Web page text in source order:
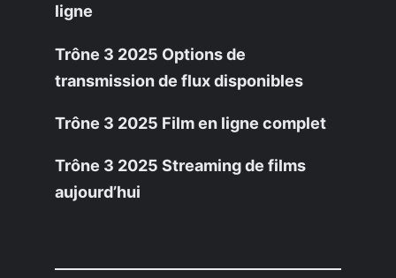
ligne
Trône 3 2025 Options de
transmission de flux disponibles
Trône 3 2025 Film en ligne complet
Trône 3 2025 Streaming de films
aujourd’hui